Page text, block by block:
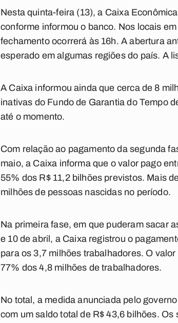
Nesta quinta-feira (13), a Caixa
conforme informou o banco. Nos locais
fechamento ocorrerá às 16h. A abertura
esperado em algumas regiões do país. A
A Caixa informou ainda que cerca de 8
inativas do Fundo de Garantia do Tempo
até o momento.
Com relação ao pagamento da segunda
maio, a Caixa informa que o valor pago
55% dos R$ 11,2 bilhões previstos. Mais
milhões de pessoas nascidas no período.
Na primeira fase, em que puderam sacar
e 10 de abril, a Caixa registrou o
para os 3,7 milhões trabalhadores. O
77% dos 4,8 milhões de trabalhadores.
No total, a medida anunciada pelo
com um saldo total de R$ 43,6 bilhões.